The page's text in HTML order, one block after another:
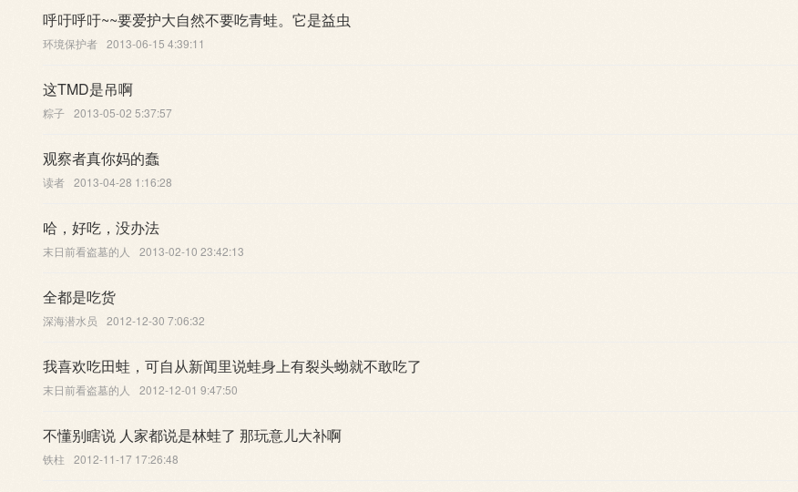
呼吁呼吁~~要爱护大自然不要吃青蛙。它是益虫
环境保护者 2013-06-15 4:39:11
这TMD是吊啊
粽子 2013-05-02 5:37:57
观察者真你妈的蠢
读者 2013-04-28 1:16:28
哈，好吃，没办法
末日前看盗墓的人 2013-02-10 23:42:13
全都是吃货
深海潜水员 2012-12-30 7:06:32
我喜欢吃田蛙，可自从新闻里说蛙身上有裂头蚴就不敢吃了
末日前看盗墓的人 2012-12-01 9:47:50
不懂别瞎说 人家都说是林蛙了 那玩意儿大补啊
铁柱 2012-11-17 17:26:48